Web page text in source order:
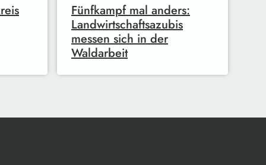
Fünfkampf mal anders:
Landwirtschaftsazubis
messen sich in der
Waldarbeit